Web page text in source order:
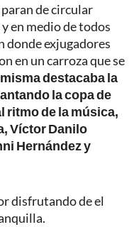
de circular
en medio de todos
donde exjugadores
en un carroza que se
destacaba la
la copa de
ritmo de la música,
Víctor Danilo
Hernández y
disfrutando de el